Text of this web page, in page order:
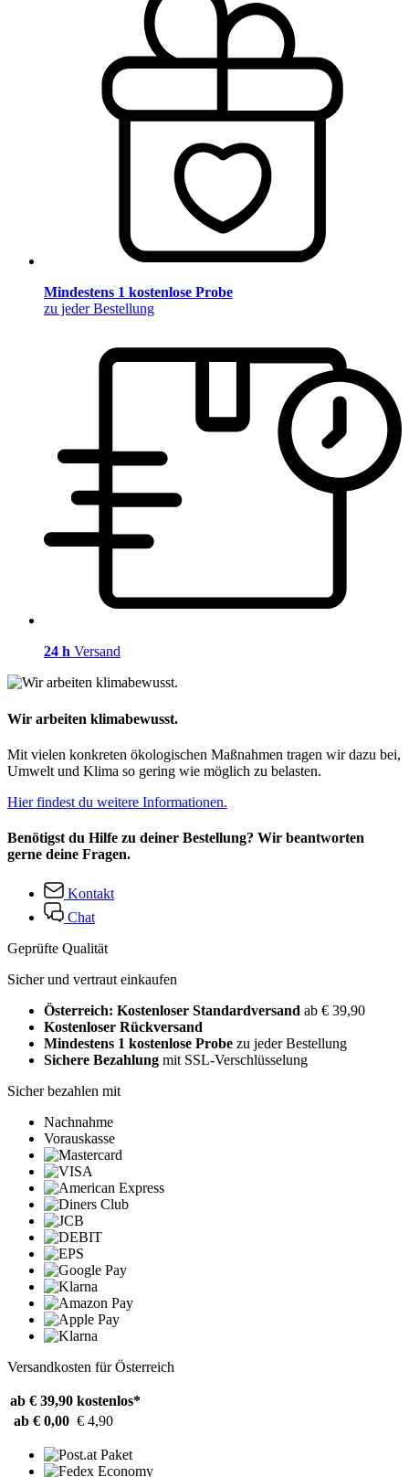
Mindestens 1 kostenlose Probe
zu jeder Bestellung
24 h Versand
Wir arbeiten klimabewusst.
Mit vielen konkreten ökologischen Maßnahmen tragen wir dazu bei,
Umwelt und Klima so gering wie möglich zu belasten.
Hier findest du weitere Informationen.
Benötigst du Hilfe zu deiner Bestellung? Wir beantworten
gerne deine Fragen.
Kontakt
Chat
Geprüfte Qualität
Sicher und vertraut einkaufen
Österreich: Kostenloser Standardversand ab € 39,90
Kostenloser Rückversand
Mindestens 1 kostenlose Probe zu jeder Bestellung
Sichere Bezahlung mit SSL-Verschlüsselung
Sicher bezahlen mit
Nachnahme
Vorauskasse
Versandkosten für Österreich
ab € 39,90 kostenlos*
ab € 0,00 € 4,90